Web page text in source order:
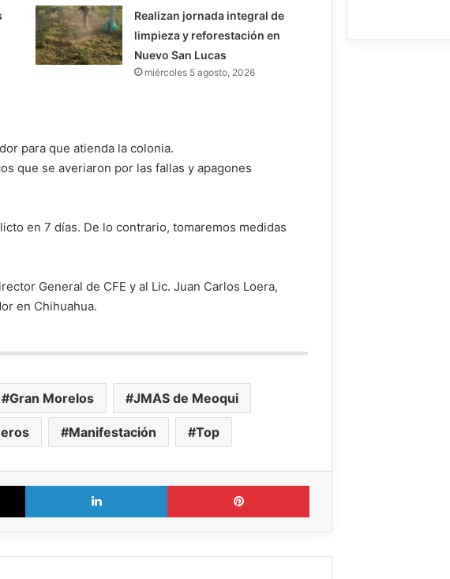
Realizan jornada integral de
limpieza y reforestación en
Nuevo San Lucas
miércoles 5 agosto, 2026
para que atienda la colonia.
que se averiaron por las fallas y apagones
en 7 días. De lo contrario, tomaremos medidas
General de CFE y al Lic. Juan Carlos Loera,
en Chihuahua.
Gran Morelos JMAS de Meoqui
Manifestación Top
X LinkedIn